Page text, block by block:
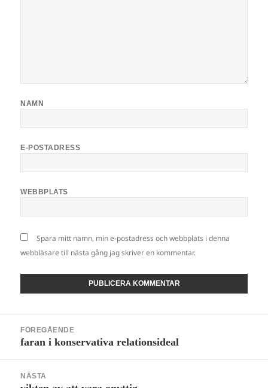
NAMN
E-POSTADRESS
WEBBPLATS
Spara mitt namn, min e-postadress och webbplats i denna
webbläsare till nästa gång jag skriver en kommentar.
FÖREGÅENDE
Föregående
faran i konservativa relationsideal
NÄSTA